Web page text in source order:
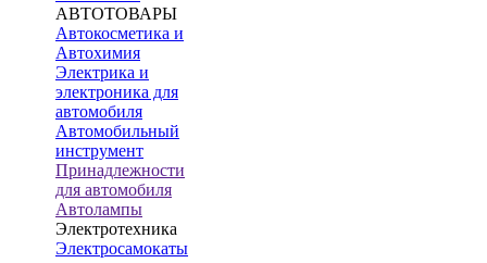
АВТОТОВАРЫ
Автокосметика и
Автохимия
Электрика и
электроника для
автомобиля
Автомобильный
инструмент
Принадлежности
для автомобиля
Автолампы
Электротехника
Электросамокаты